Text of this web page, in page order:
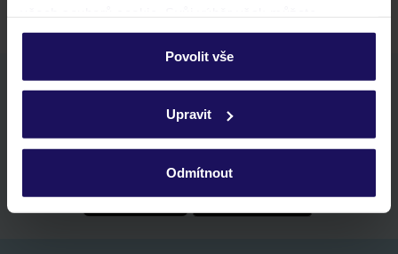
personalizovat v sekci „Personalizace“.
Podrobné informace o souborech cookie naleznete v
ochrany osobních údajů.
Povolit vše
Upravit
Odmítnout
Stáhněte si bezplatnou aplikaci TUI
rychlé vyhledávání a prohlížení nabídek
historie vyhledávání a naposledy zobrazené nabídky
kontakt s TUI a všechny informace o tvé rezervaci v myTUI